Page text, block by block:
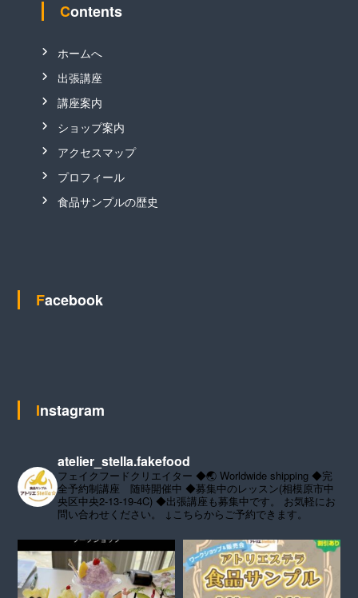
Contents
ホームへ
出張講座
講座案内
ショップ案内
アクセスマップ
プロフィール
食品サンプルの歴史
Facebook
Instagram
atelier_stella.fakefood
フェイクフードクリエイター ◆🌏 Worldwide shipping◆完
全予約制講座 随時開催中 ◆募集中のレッスン(相模原市中
央区中央2-13-19-4C) ◆出張講座も募集中です。
お気軽にお
問い合わせください。
↓こちらからご予約できます。